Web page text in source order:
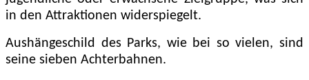
in den Attraktionen widerspiegelt.
Aushängeschild des Parks, wie bei so vielen, sind
seine sieben Achterbahnen.